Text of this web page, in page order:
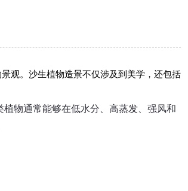
观。沙生植物造景不仅涉及到美学，还包括
物通常能够在低水分、高蒸发、强风和